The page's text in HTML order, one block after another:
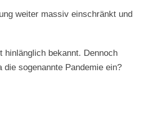
weiter massiv einschränkt und
bekannt. Dennoch
sogenannte Pandemie ein?